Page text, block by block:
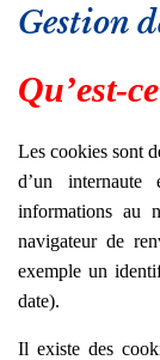
Gestion
Qu’est-
Les cookies sont
d’un
informations au
navigateur de
exemple un
date).
Il existe des